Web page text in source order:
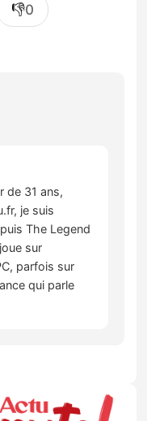
👎0
de 31 ans,
je suis
The Legend
sur
parfois sur
qui parle